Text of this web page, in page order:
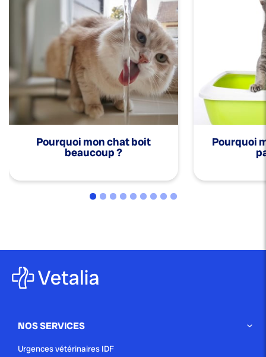
Pourquoi mon chat boit
beaucoup ?
Pourquoi
NOS SERVICES
Urgences vétérinaires IDF